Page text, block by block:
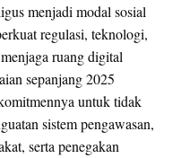
menjadi modal sosial
regulasi, teknologi,
ruang digital
sepanjang 2025
untuk tidak
sistem pengawasan,
serta penegakan